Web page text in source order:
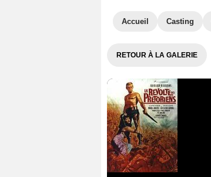
Accueil Casting
RETOUR À LA GALERIE